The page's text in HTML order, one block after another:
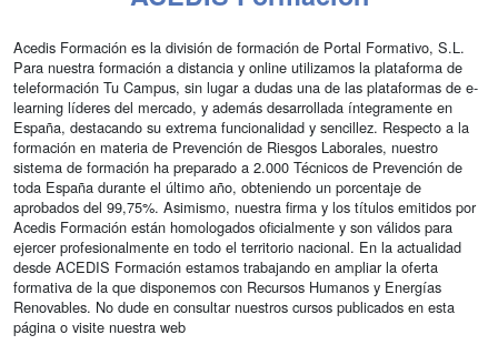
Acedis Formación es la división de formación de Portal Formativo, S.L.
Para nuestra formación a distancia y online utilizamos la plataforma de
teleformación Tu Campus, sin lugar a dudas una de las plataformas de e-
learning líderes del mercado, y además desarrollada íntegramente en
España, destacando su extrema funcionalidad y sencillez. Respecto a la
formación en materia de Prevención de Riesgos Laborales, nuestro
sistema de formación ha preparado a 2.000 Técnicos de Prevención de
toda España durante el último año, obteniendo un porcentaje de
aprobados del 99,75%. Asimismo, nuestra firma y los títulos emitidos por
Acedis Formación están homologados oficialmente y son válidos para
ejercer profesionalmente en todo el territorio nacional. En la actualidad
desde ACEDIS Formación estamos trabajando en ampliar la oferta
formativa de la que disponemos con Recursos Humanos y Energías
Renovables. No dude en consultar nuestros cursos publicados en esta
página o visite nuestra web